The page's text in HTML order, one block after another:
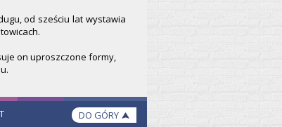
od sześciu lat wystawia
on uproszczone formy,
DO GÓRY